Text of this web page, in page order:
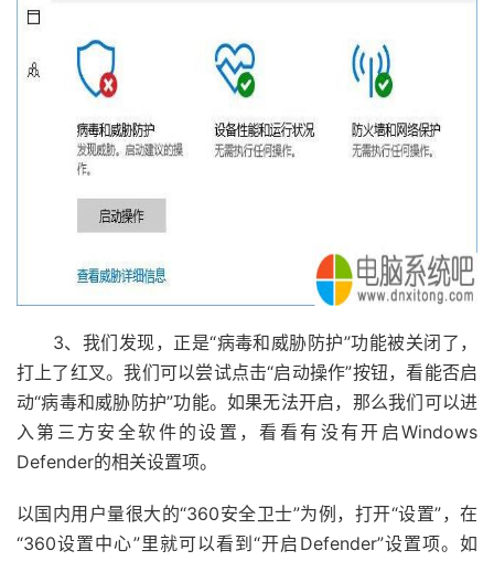
3、我们发现，正是“病毒和威胁防护”功能被关闭了，
打上了红叉。我们可以尝试点击“启动操作”按钮，看能否启
动“病毒和威胁防护”功能。如果无法开启，那么我们可以进
入第三方安全软件的设置，看看有没有开启Windows
Defender的相关设置项。
以国内用户量很大的“360安全卫士”为例，打开“设置”，在
“360设置中心”里就可以看到“开启Defender”设置项。如